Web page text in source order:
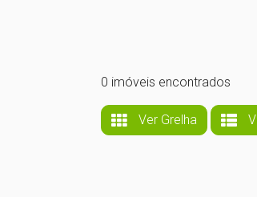
0 imóveis encontrados
Ver Grelha